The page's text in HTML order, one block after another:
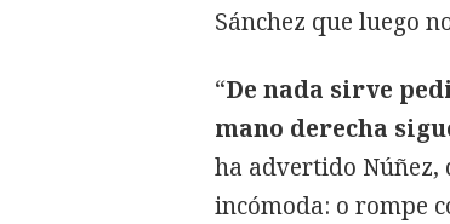
Sánchez que luego
“De nada sirve
mano derecha
ha advertido Núñez,
incómoda: o rompe